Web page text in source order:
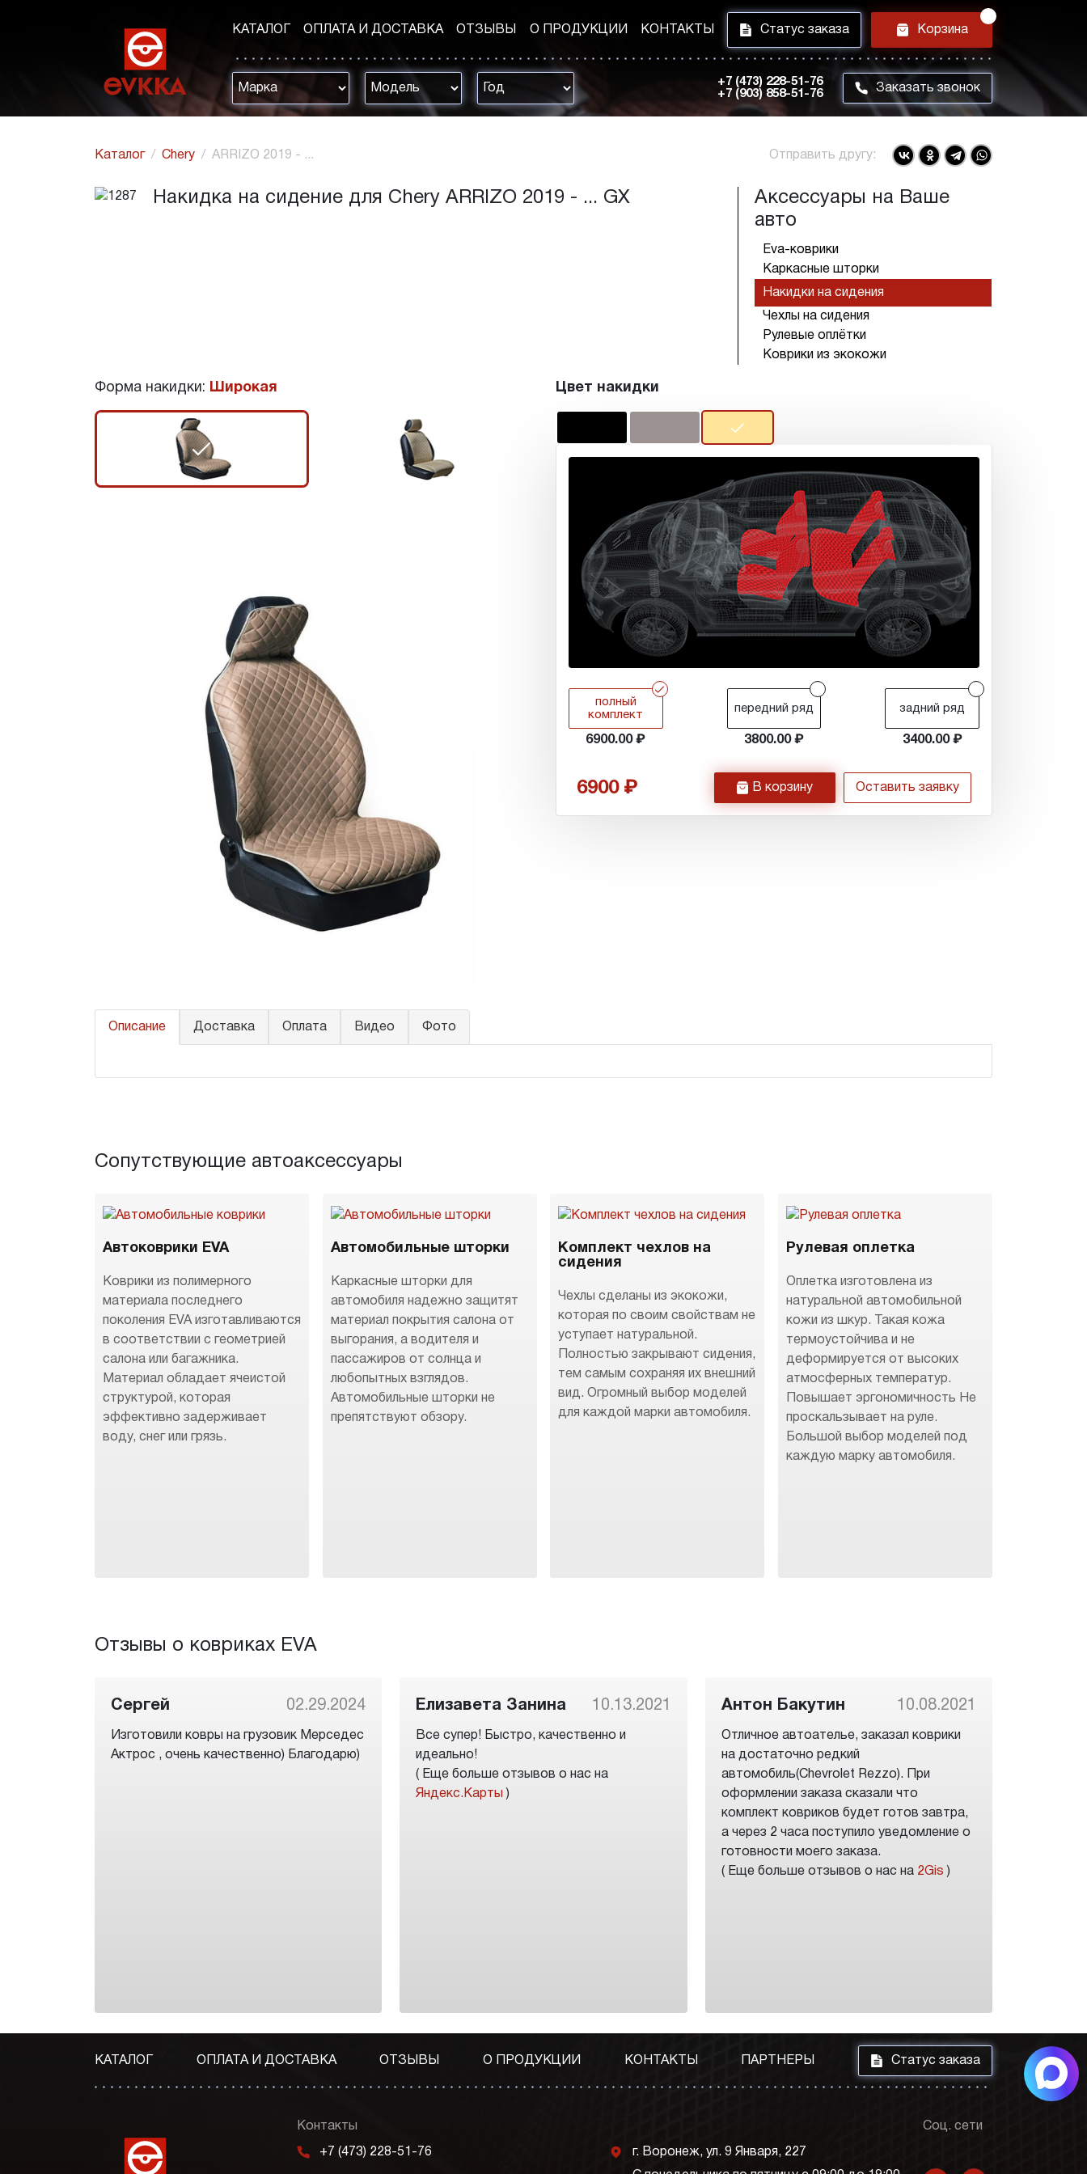
КАТАЛОГ ОПЛАТА И ДОСТАВКА ОТЗЫВЫ О ПРОДУКЦИИ КОНТАКТЫ i Статус заказа h Корзина
+7 (473) 228-51-76
+7 (903) 858-51-76
m Заказать звонок
Каталог Chery ARRIZO 2019 - ... Отправить другу:
Накидка на сидение для Chery ARRIZO 2019 - ... GX
Аксессуары на Ваше
авто
Eva-коврики
Каркасные шторки
Накидки на сидения
Чехлы на сидения
Рулевые оплётки
Коврики из экокожи
Форма накидки: Широкая
r
Цвет накидки
r
полный
комплект
6900.00
передний ряд
3800.00
задний ряд
3400.00
6900 h В корзину Оставить заявку
Описание Доставка Оплата Видео Фото
Сопутствующие автоаксессуары
Автоковрики EVA
Коврики из полимерного
материала последнего
поколения EVA изготавливаются
в соответствии с геометрией
салона или багажника.
Материал обладает ячеистой
структурой, которая
эффективно задерживает
воду, снег или грязь.
Автомобильные шторки
Каркасные шторки для
автомобиля надежно защитят
материал покрытия салона от
выгорания, а водителя и
пассажиров от солнца и
любопытных взглядов.
Автомобильные шторки не
препятствуют обзору.
Комплект чехлов на
сидения
Чехлы сделаны из экокожи,
которая по своим свойствам не
уступает натуральной.
Полностью закрывают сидения,
тем самым сохраняя их внешний
вид. Огромный выбор моделей
для каждой марки автомобиля.
Рулевая оплетка
Оплетка изготовлена из
натуральной автомобильной
кожи из шкур. Такая кожа
термоустойчива и не
деформируется от высоких
атмосферных температур.
Повышает эргономичность Не
проскальзывает на руле.
Большой выбор моделей под
каждую марку автомобиля.
Отзывы о ковриках EVA
Сергей 02.29.2024
Изготовили ковры на грузовик Мерседес
Актрос , очень качественно) Благодарю)
Елизавета Занина 10.13.2021
Все супер! Быстро, качественно и
идеально!
( Еще больше отзывов о нас на
Яндекс.Карты )
Антон Бакутин 10.08.2021
Отличное автоателье, заказал коврики
на достаточно редкий
автомобиль(Chevrolet Rezzo). При
оформлении заказа сказали что
комплект ковриков будет готов завтра,
а через 2 часа поступило уведомление о
готовности моего заказа.
( Еще больше отзывов о нас на 2Gis )
КАТАЛОГ ОПЛАТА И ДОСТАВКА ОТЗЫВЫ О ПРОДУКЦИИ КОНТАКТЫ ПАРТНЕРЫ i Статус заказа
Контакты
m +7 (473) 228-51-76 j г. Воронеж, ул. 9 Января, 227
Соц. сети